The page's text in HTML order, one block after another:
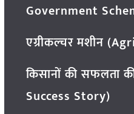
Government
एग्रीकल्चर मशीन
किसानों की सफलता
Success Story)